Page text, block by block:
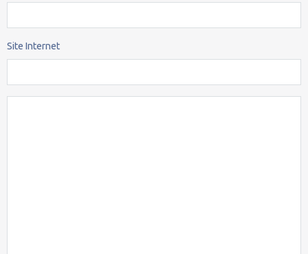
Site Internet